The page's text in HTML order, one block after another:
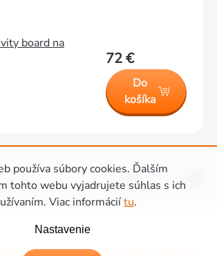
používa súbory cookies. Ďalším
tohto webu vyjadrujete súhlas s ich
Viac informáciítu.
Nastavenie
board na
72 €
Do
košíka